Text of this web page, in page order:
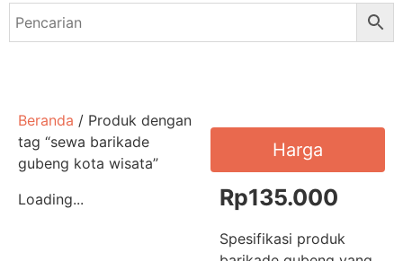
Beranda / Produk dengan
tag “sewa barikade
gubeng kota wisata”
Loading...
Harga
Rp135.000
Spesifikasi produk